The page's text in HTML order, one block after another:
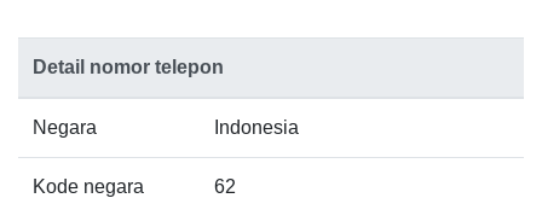
Detail nomor telepon
Negara Indonesia
Kode negara 62